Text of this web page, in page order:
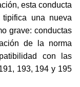
esta conducta
una nueva
grave: conductas
de la norma
con las
193, 194 y 195